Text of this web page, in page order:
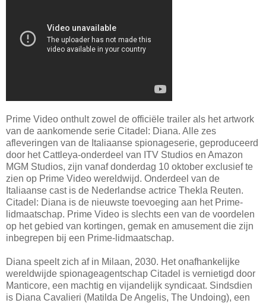
Prime Video onthult zowel de officiële trailer als het artwork
van de aankomende serie Citadel: Diana. Alle zes
afleveringen van de Italiaanse spionageserie, geproduceerd
door het Cattleya-onderdeel van ITV Studios en Amazon
MGM Studios, zijn vanaf donderdag 10 oktober exclusief te
zien op Prime Video wereldwijd. Onderdeel van de
Italiaanse cast is de Nederlandse actrice Thekla Reuten.
Citadel: Diana is de nieuwste toevoeging aan het Prime-
lidmaatschap. Prime Video is slechts een van de voordelen
op het gebied van kortingen, gemak en amusement die zijn
inbegrepen bij een Prime-lidmaatschap.
Diana speelt zich af in Milaan, 2030. Het onafhankelijke
wereldwijde spionageagentschap Citadel is vernietigd door
Manticore, een machtig en vijandelijk syndicaat. Sindsdien
is Diana Cavalieri (Matilda De Angelis, The Undoing), een